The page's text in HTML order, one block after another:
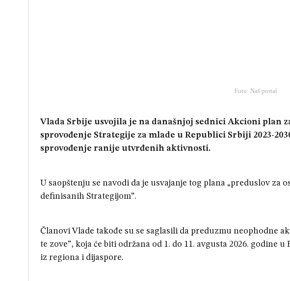
Foto: Naš portal
Vlada Srbije usvojila je na današnjoj sednici Akcioni plan
sprovođenje Strategije za mlade u Republici Srbiji 2023-
sprovođenje ranije utvrđenih aktivnosti.
U saopštenju se navodi da je usvajanje tog plana „preduslov za
definisanih Strategijom“.
Članovi Vlade takođe su se saglasili da preduzmu neophodne
te zove“, koja će biti održana od 1. do 11. avgusta 2026. godine
iz regiona i dijaspore.